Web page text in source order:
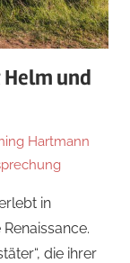
und
Hartmann
in
die ihrer